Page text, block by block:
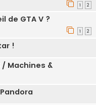
1 2
de GTA V ?
1 2
!
Machines &